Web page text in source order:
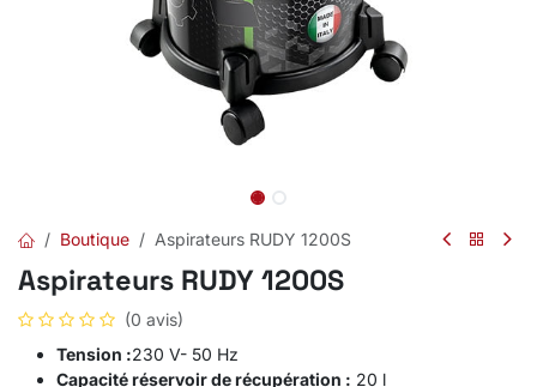
Boutique Aspirateurs RUDY 1200S
Aspirateurs RUDY 1200S
(0 avis)
Tension :230 V- 50 Hz
Capacité réservoir de récupération : 20 l